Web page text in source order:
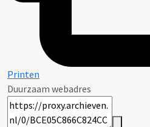
Printen
Duurzaam webadres